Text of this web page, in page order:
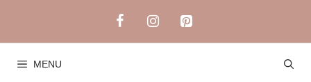
content
MENU